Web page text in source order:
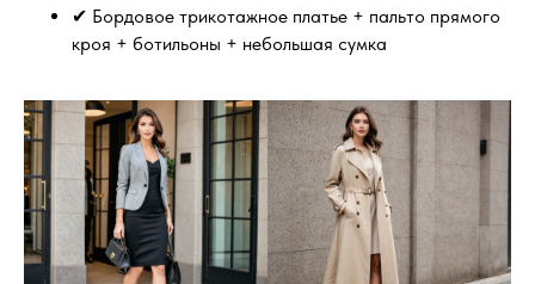
✔ Бордовое трикотажное платье + пальто прямого
кроя + ботильоны + небольшая сумка